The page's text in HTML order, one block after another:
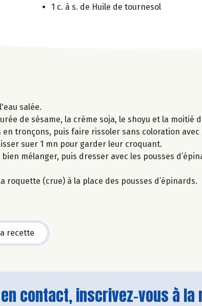
1 c. à s. de Huile de tournesol
salée.
de sésame, la crème soja, le shoyu et la moitié
tronçons, puis faire rissoler sans coloration avec
suer 1 mn pour garder leur croquant.
mélanger, puis dresser avec les pousses
roquette (crue) à la place des pousses d’épinards.
recette
contact, inscrivez-vous à